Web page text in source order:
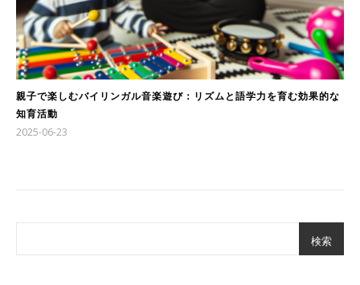
親子で楽しむバイリンガル音楽遊び：リズムと語学力を育む効果的な
知育活動
2025-06-23
検索